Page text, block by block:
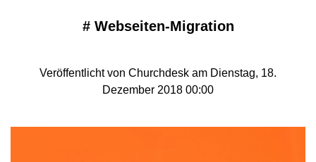
# Webseiten-Migration
Veröffentlicht von Churchdesk am Dienstag, 18.
Dezember 2018 00:00